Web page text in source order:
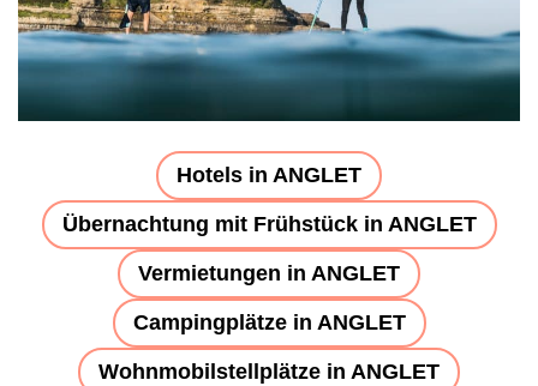
Hotels in ANGLET
Übernachtung mit Frühstück in ANGLET
Vermietungen in ANGLET
Campingplätze in ANGLET
Wohnmobilstellplätze in ANGLET